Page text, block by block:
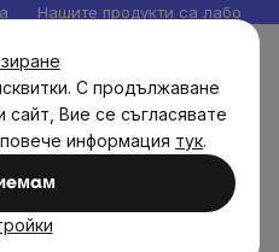
С продължаване
сайт, Вие се съгласявате
информация тук.
Нашите продукти са
местни сезонни храни
добрите